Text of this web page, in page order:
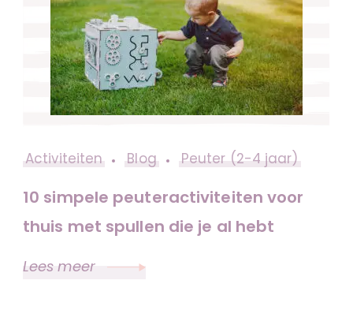
Activiteiten Blog Peuter (2-4 jaar)
10 simpele peuteractiviteiten voor
thuis met spullen die je al hebt
Lees meer